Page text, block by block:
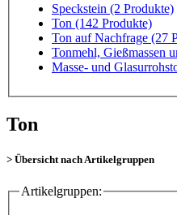
Speckstein (2 Produkte)
Ton (142 Produkte)
Ton auf Nachfrage (27
Tonmehl, Gießmassen
Masse- und
Ton
> Übersicht nach Artikelgruppen
Artikelgruppen: